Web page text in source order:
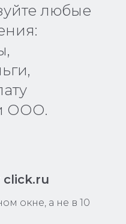
любые
ООО.
click.ru
окне, а не в 10